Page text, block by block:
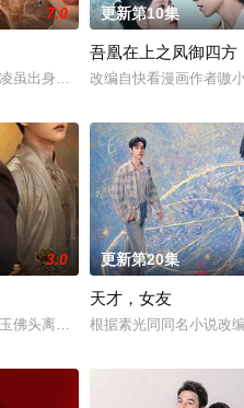
对困难的爱情故事。通过剧中主人公
枪口相对、父母冤案、连环下毒
7.0
虽出身草莽，却心怀壮志，他结识
更新第10集
吾凰在上之凤御四方
改编自快看漫画作者嗷
少年顾铭夕（何洛洛 饰）的成长印
完成复仇的受害者；临终前与遗憾
3.0
佛头离奇失窃，戏班主横尸戏台，
更新第20集
天才，女友
根据素光同同名小说改